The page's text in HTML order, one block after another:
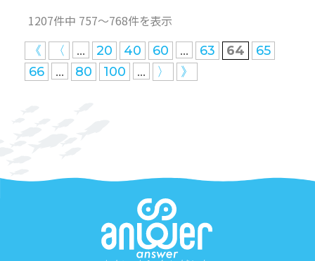
1207件中 757〜768件を表示
《 〈 ... 20 40 60 ... 63 64
65
66
... 80 100 ... 〉 》